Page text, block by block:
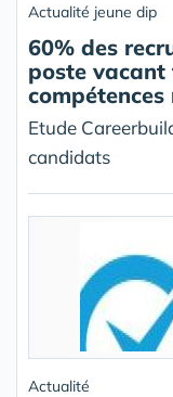
Actualité jeune dip
60% des
poste vacant
compétences
Etude
candidats
Actualité